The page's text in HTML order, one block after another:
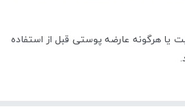
یا هرگونه عارضه پوستی قبل از استفاده